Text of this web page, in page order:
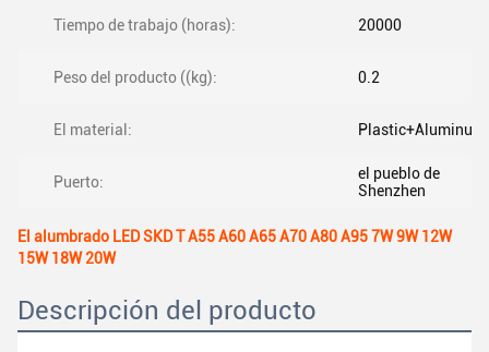
Tiempo de trabajo (horas): 20000
Peso del producto ((kg): 0.2
El material: Plastic+Aluminum
Puerto:
el pueblo de
Shenzhen
El alumbrado LED SKD T A55 A60 A65 A70 A80 A95 7W 9W 12W
15W 18W 20W
Descripción del producto